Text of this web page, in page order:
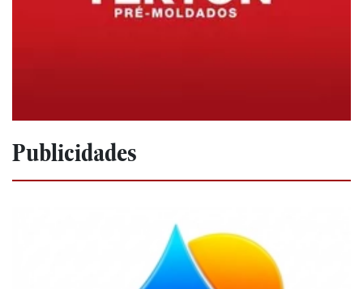
Publicidades